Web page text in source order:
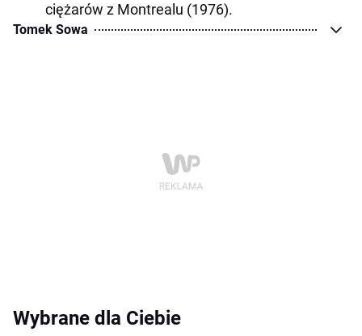
ciężarów z Montrealu (1976).
Tomek Sowa
Wybrane dla Ciebie